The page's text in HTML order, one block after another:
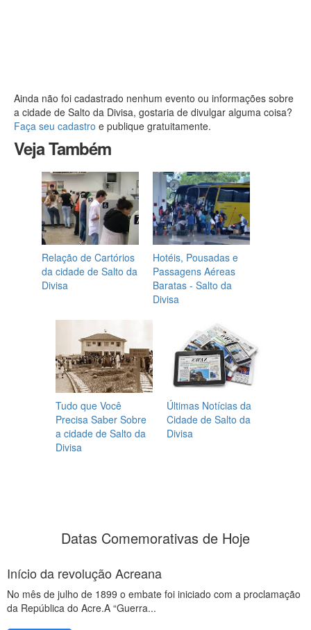
Ainda não foi cadastrado nenhum evento ou informações sobre
a cidade de Salto da Divisa, gostaria de divulgar alguma coisa?
Faça seu cadastro e publique gratuitamente.
Veja Também
Relação de Cartórios
da cidade de Salto da
Divisa
Hotéis, Pousadas e
Passagens Aéreas
Baratas - Salto da
Divisa
Tudo que Você
Precisa Saber Sobre
a cidade de Salto da
Divisa
Últimas Notícias da
Cidade de Salto da
Divisa
Datas Comemorativas de Hoje
Início da revolução Acreana
No mês de julho de 1899 o embate foi iniciado com a proclamação
da República do Acre.A “Guerra...